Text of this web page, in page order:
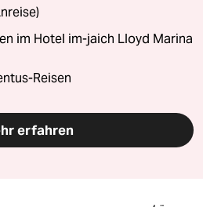
im Hotel im-jaich Lloyd Marina
Reisen
erfahren